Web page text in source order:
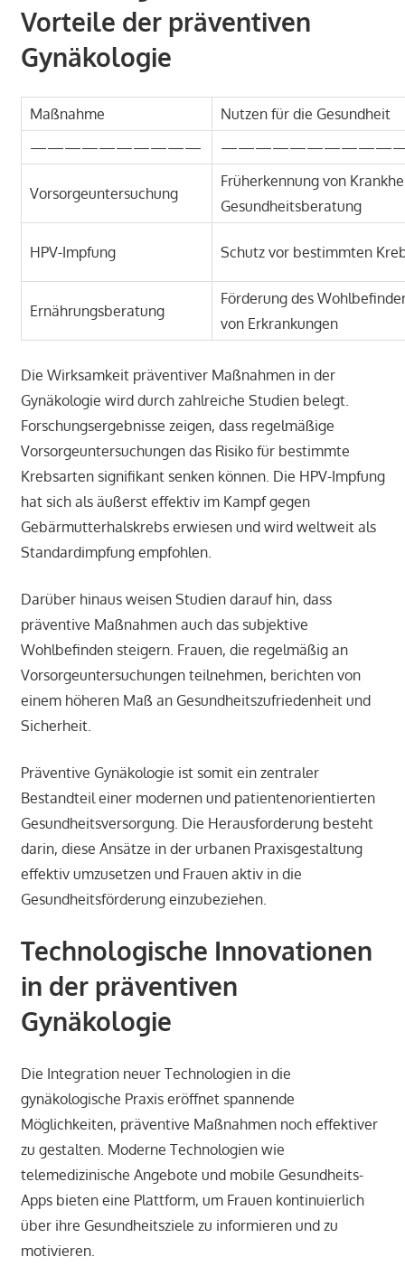
Vorteile der präventiven
Gynäkologie
Maßnahme
Nutzen für die Gesundheit
——————————
Vorsorgeuntersuchung
Früherkennung von
Gesundheitsberatung
HPV-Impfung Schutz vor bestimmten
Ernährungsberatung
Förderung des
von Erkrankungen
Die Wirksamkeit präventiver Maßnahmen in der
Gynäkologie wird durch zahlreiche Studien belegt.
Forschungsergebnisse zeigen, dass regelmäßige
Vorsorgeuntersuchungen das Risiko für bestimmte
Krebsarten signifikant senken können. Die HPV-Impfung
hat sich als äußerst effektiv im Kampf gegen
Gebärmutterhalskrebs erwiesen und wird weltweit als
Standardimpfung empfohlen.
Darüber hinaus weisen Studien darauf hin, dass
präventive Maßnahmen auch das subjektive
Wohlbefinden steigern. Frauen, die regelmäßig an
Vorsorgeuntersuchungen teilnehmen, berichten von
einem höheren Maß an Gesundheitszufriedenheit und
Sicherheit.
Präventive Gynäkologie ist somit ein zentraler
Bestandteil einer modernen und patientenorientierten
Gesundheitsversorgung. Die Herausforderung besteht
darin, diese Ansätze in der urbanen Praxisgestaltung
effektiv umzusetzen und Frauen aktiv in die
Gesundheitsförderung einzubeziehen.
Technologische Innovationen
in der präventiven
Gynäkologie
Die Integration neuer Technologien in die
gynäkologische Praxis eröffnet spannende
Möglichkeiten, präventive Maßnahmen noch effektiver
zu gestalten. Moderne Technologien wie
telemedizinische Angebote und mobile Gesundheits-
Apps bieten eine Plattform, um Frauen kontinuierlich
über ihre Gesundheitsziele zu informieren und zu
motivieren.